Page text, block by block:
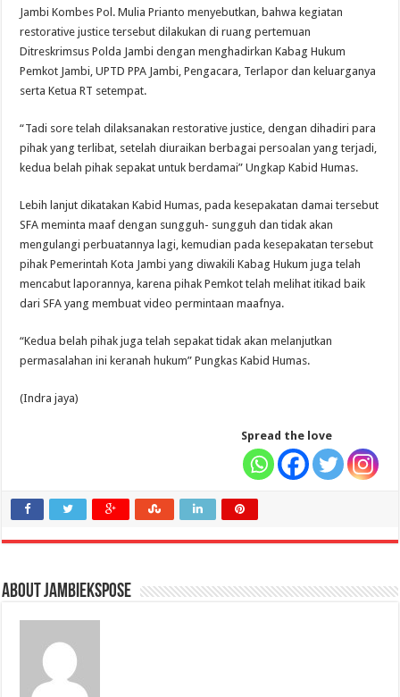
Jambi Kombes Pol. Mulia Prianto menyebutkan, bahwa kegiatan
restorative justice tersebut dilakukan di ruang pertemuan
Ditreskrimsus Polda Jambi dengan menghadirkan Kabag Hukum
Pemkot Jambi, UPTD PPA Jambi, Pengacara, Terlapor dan keluarganya
serta Ketua RT setempat.
“Tadi sore telah dilaksanakan restorative justice, dengan dihadiri para
pihak yang terlibat, setelah diuraikan berbagai persoalan yang terjadi,
kedua belah pihak sepakat untuk berdamai” Ungkap Kabid Humas.
Lebih lanjut dikatakan Kabid Humas, pada kesepakatan damai tersebut
SFA meminta maaf dengan sungguh- sungguh dan tidak akan
mengulangi perbuatannya lagi, kemudian pada kesepakatan tersebut
pihak Pemerintah Kota Jambi yang diwakili Kabag Hukum juga telah
mencabut laporannya, karena pihak Pemkot telah melihat itikad baik
dari SFA yang membuat video permintaan maafnya.
“Kedua belah pihak juga telah sepakat tidak akan melanjutkan
permasalahan ini keranah hukum” Pungkas Kabid Humas.
(Indra jaya)
Spread the love
About jambiekspose